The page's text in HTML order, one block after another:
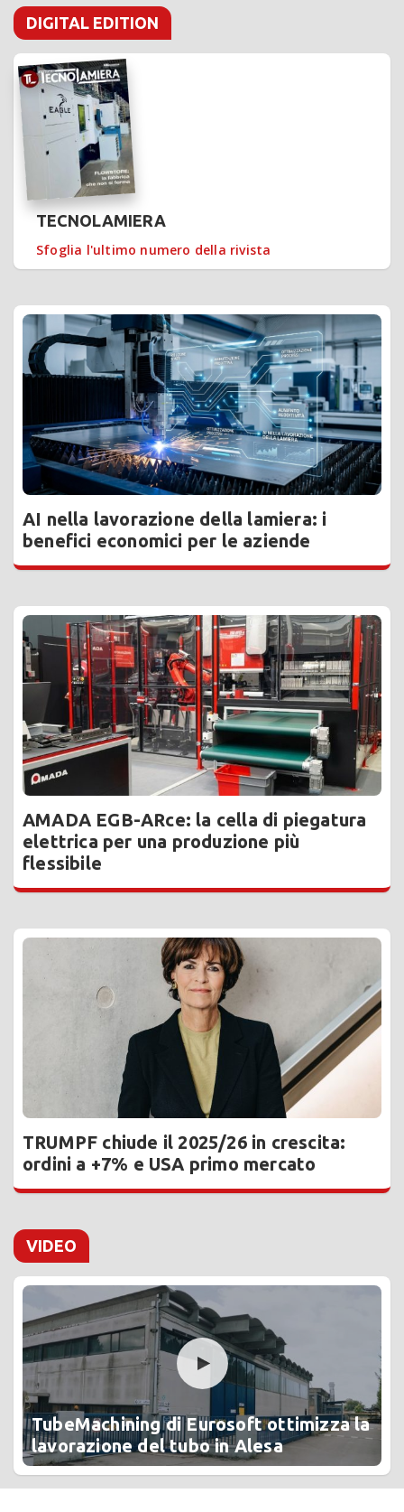
DIGITAL EDITION
TECNOLAMIERA
Sfoglia l'ultimo numero della rivista
AI nella lavorazione della lamiera: i
benefici economici per le aziende
AMADA EGB-ARce: la cella di piegatura
elettrica per una produzione più
flessibile
TRUMPF chiude il 2025/26 in crescita:
ordini a +7% e USA primo mercato
VIDEO
TubeMachining di Eurosoft ottimizza la
lavorazione del tubo in Alesa